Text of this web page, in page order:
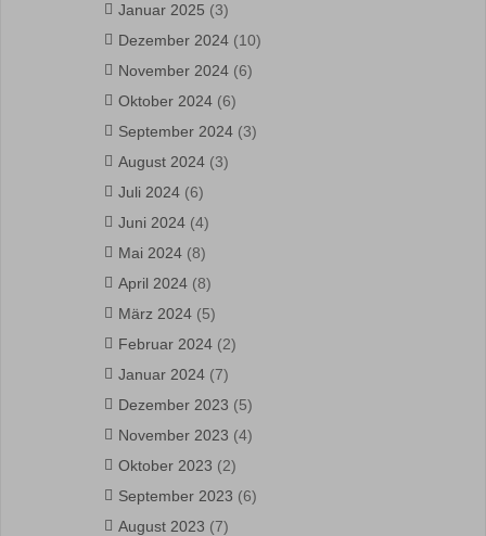
Januar 2025 (3)
Dezember 2024 (10)
November 2024 (6)
Oktober 2024 (6)
September 2024 (3)
August 2024 (3)
Juli 2024 (6)
Juni 2024 (4)
Mai 2024 (8)
April 2024 (8)
März 2024 (5)
Februar 2024 (2)
Januar 2024 (7)
Dezember 2023 (5)
November 2023 (4)
Oktober 2023 (2)
September 2023 (6)
August 2023 (7)